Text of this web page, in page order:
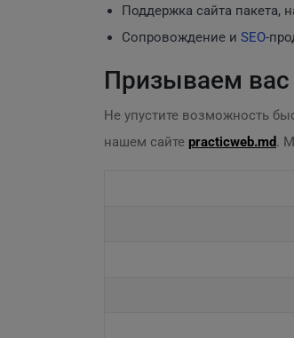
Поддержка сайта пакета,
Сопровождение и SEO-
Призываем вас
Не упустите возможность
нашем сайте practicweb.md.